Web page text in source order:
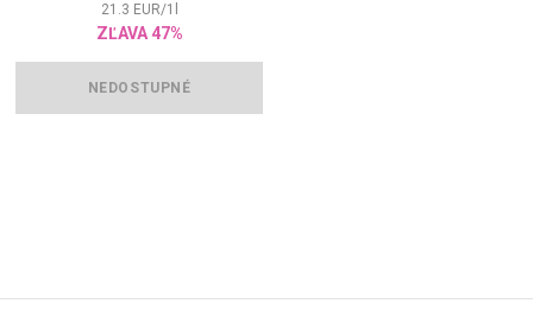
21.3 EUR/1
ZĽAVA 47%
NEDOSTUPNÉ